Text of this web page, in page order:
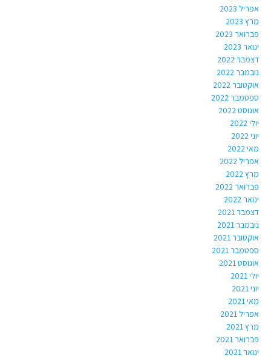
אפריל 2023
מרץ 2023
פברואר 2023
ינואר 2023
דצמבר 2022
נובמבר 2022
אוקטובר 2022
ספטמבר 2022
אוגוסט 2022
יולי 2022
יוני 2022
מאי 2022
אפריל 2022
מרץ 2022
פברואר 2022
ינואר 2022
דצמבר 2021
נובמבר 2021
אוקטובר 2021
ספטמבר 2021
אוגוסט 2021
יולי 2021
יוני 2021
מאי 2021
אפריל 2021
מרץ 2021
פברואר 2021
ינואר 2021